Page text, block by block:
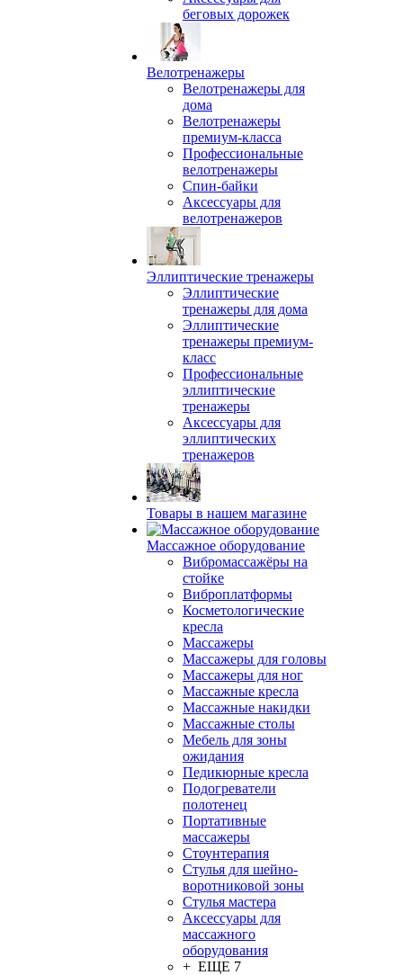
беговых дорожек
Велотренажеры
Велотренажеры для
дома
Велотренажеры
премиум-класса
Профессиональные
велотренажеры
Спин-байки
Аксессуары для
велотренажеров
Эллиптические тренажеры
Эллиптические
тренажеры для дома
Эллиптические
тренажеры премиум-
класс
Профессиональные
эллиптические
тренажеры
Аксессуары для
эллиптических
тренажеров
Товары в нашем магазине
Массажное оборудование
Вибромассажёры на
стойке
Виброплатформы
Косметологические
кресла
Массажеры
Массажеры для головы
Массажеры для ног
Массажные кресла
Массажные накидки
Массажные столы
Мебель для зоны
ожидания
Педикюрные кресла
Подогреватели
полотенец
Портативные
массажеры
Стоунтерапия
Стулья для шейно-
воротниковой зоны
Стулья мастера
Аксессуары для
массажного
оборудования
+ ЕЩЕ 7